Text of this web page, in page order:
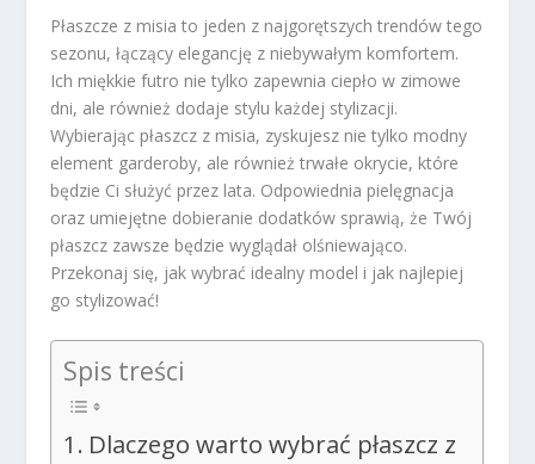
Płaszcze z misia to jeden z najgorętszych trendów tego
sezonu, łączący elegancję z niebywałym komfortem.
Ich miękkie futro nie tylko zapewnia ciepło w zimowe
dni, ale również dodaje stylu każdej stylizacji.
Wybierając płaszcz z misia, zyskujesz nie tylko modny
element garderoby, ale również trwałe okrycie, które
będzie Ci służyć przez lata. Odpowiednia pielęgnacja
oraz umiejętne dobieranie dodatków sprawią, że Twój
płaszcz zawsze będzie wyglądał olśniewająco.
Przekonaj się, jak wybrać idealny model i jak najlepiej
go stylizować!
Spis treści
Dlaczego warto wybrać płaszcz z